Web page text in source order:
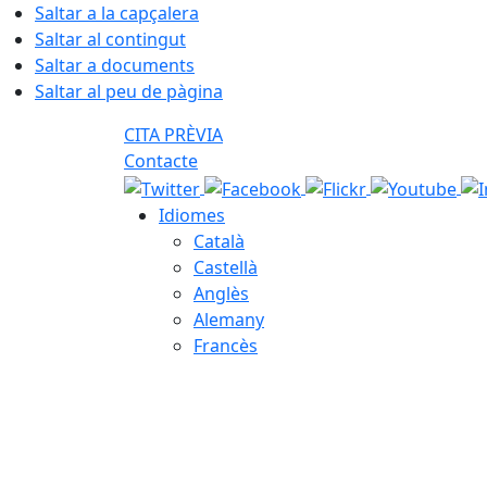
Saltar a la capçalera
Saltar al contingut
Saltar a documents
Saltar al peu de pàgina
CITA PRÈVIA
Contacte
Idiomes
Català
Castellà
Anglès
Alemany
Francès